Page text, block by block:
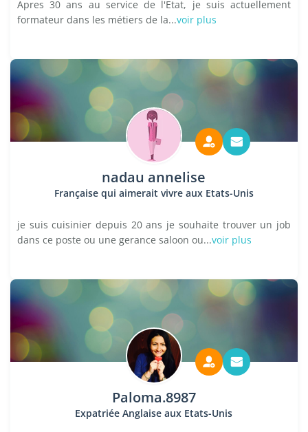
Apres 30 ans au service de l'Etat, je suis actuellement
formateur dans les métiers de la...voir plus
nadau annelise
Française qui aimerait vivre aux Etats-Unis
je suis cuisinier depuis 20 ans je souhaite trouver un job
dans ce poste ou une gerance saloon ou...voir plus
Paloma.8987
Expatriée Anglaise aux Etats-Unis